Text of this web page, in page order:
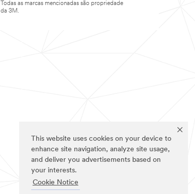
This website uses cookies on your device to
enhance site navigation, analyze site usage,
and deliver you advertisements based on
your interests.
Cookie Notice
Todas as marcas mencionadas são propriedade
da 3M.